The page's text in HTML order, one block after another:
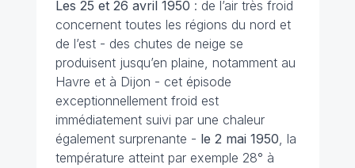
Les 25 et 26 avril 1950 : de l’air très froid
concernent toutes les régions du nord et
de l’est - des chutes de neige se
produisent jusqu’en plaine, notamment au
Havre et à Dijon - cet épisode
exceptionnellement froid est
immédiatement suivi par une chaleur
également surprenante - le 2 mai 1950, la
température atteint par exemple 28° à